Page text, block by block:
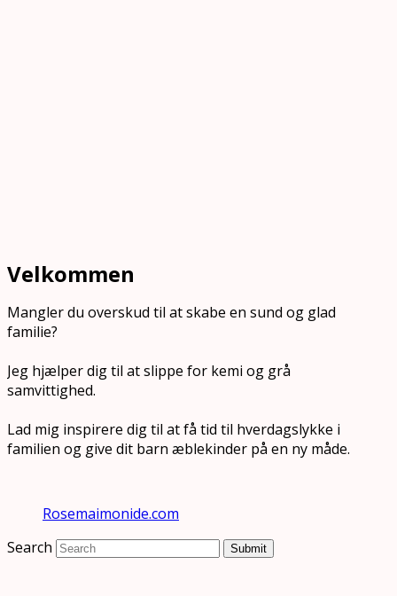
Velkommen
Mangler du overskud til at skabe en sund og glad
familie?
Jeg hjælper dig til at slippe for kemi og grå
samvittighed.
Lad mig inspirere dig til at få tid til hverdagslykke i
familien og give dit barn æblekinder på en ny måde.
Rosemaimonide.com
Search
Submit